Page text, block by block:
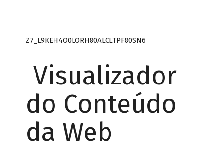
Z7_L9KEH4O0LORH80ALCLTPF80SN6
Visualizador
do Conteúdo
da Web